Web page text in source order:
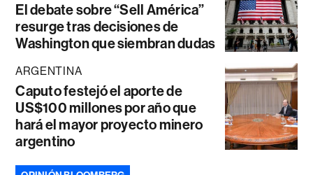
El debate sobre “Sell América”
resurge tras decisiones de
Washington que siembran dudas
ARGENTINA
Caputo festejó el aporte de
US$100 millones por año que
hará el mayor proyecto minero
argentino